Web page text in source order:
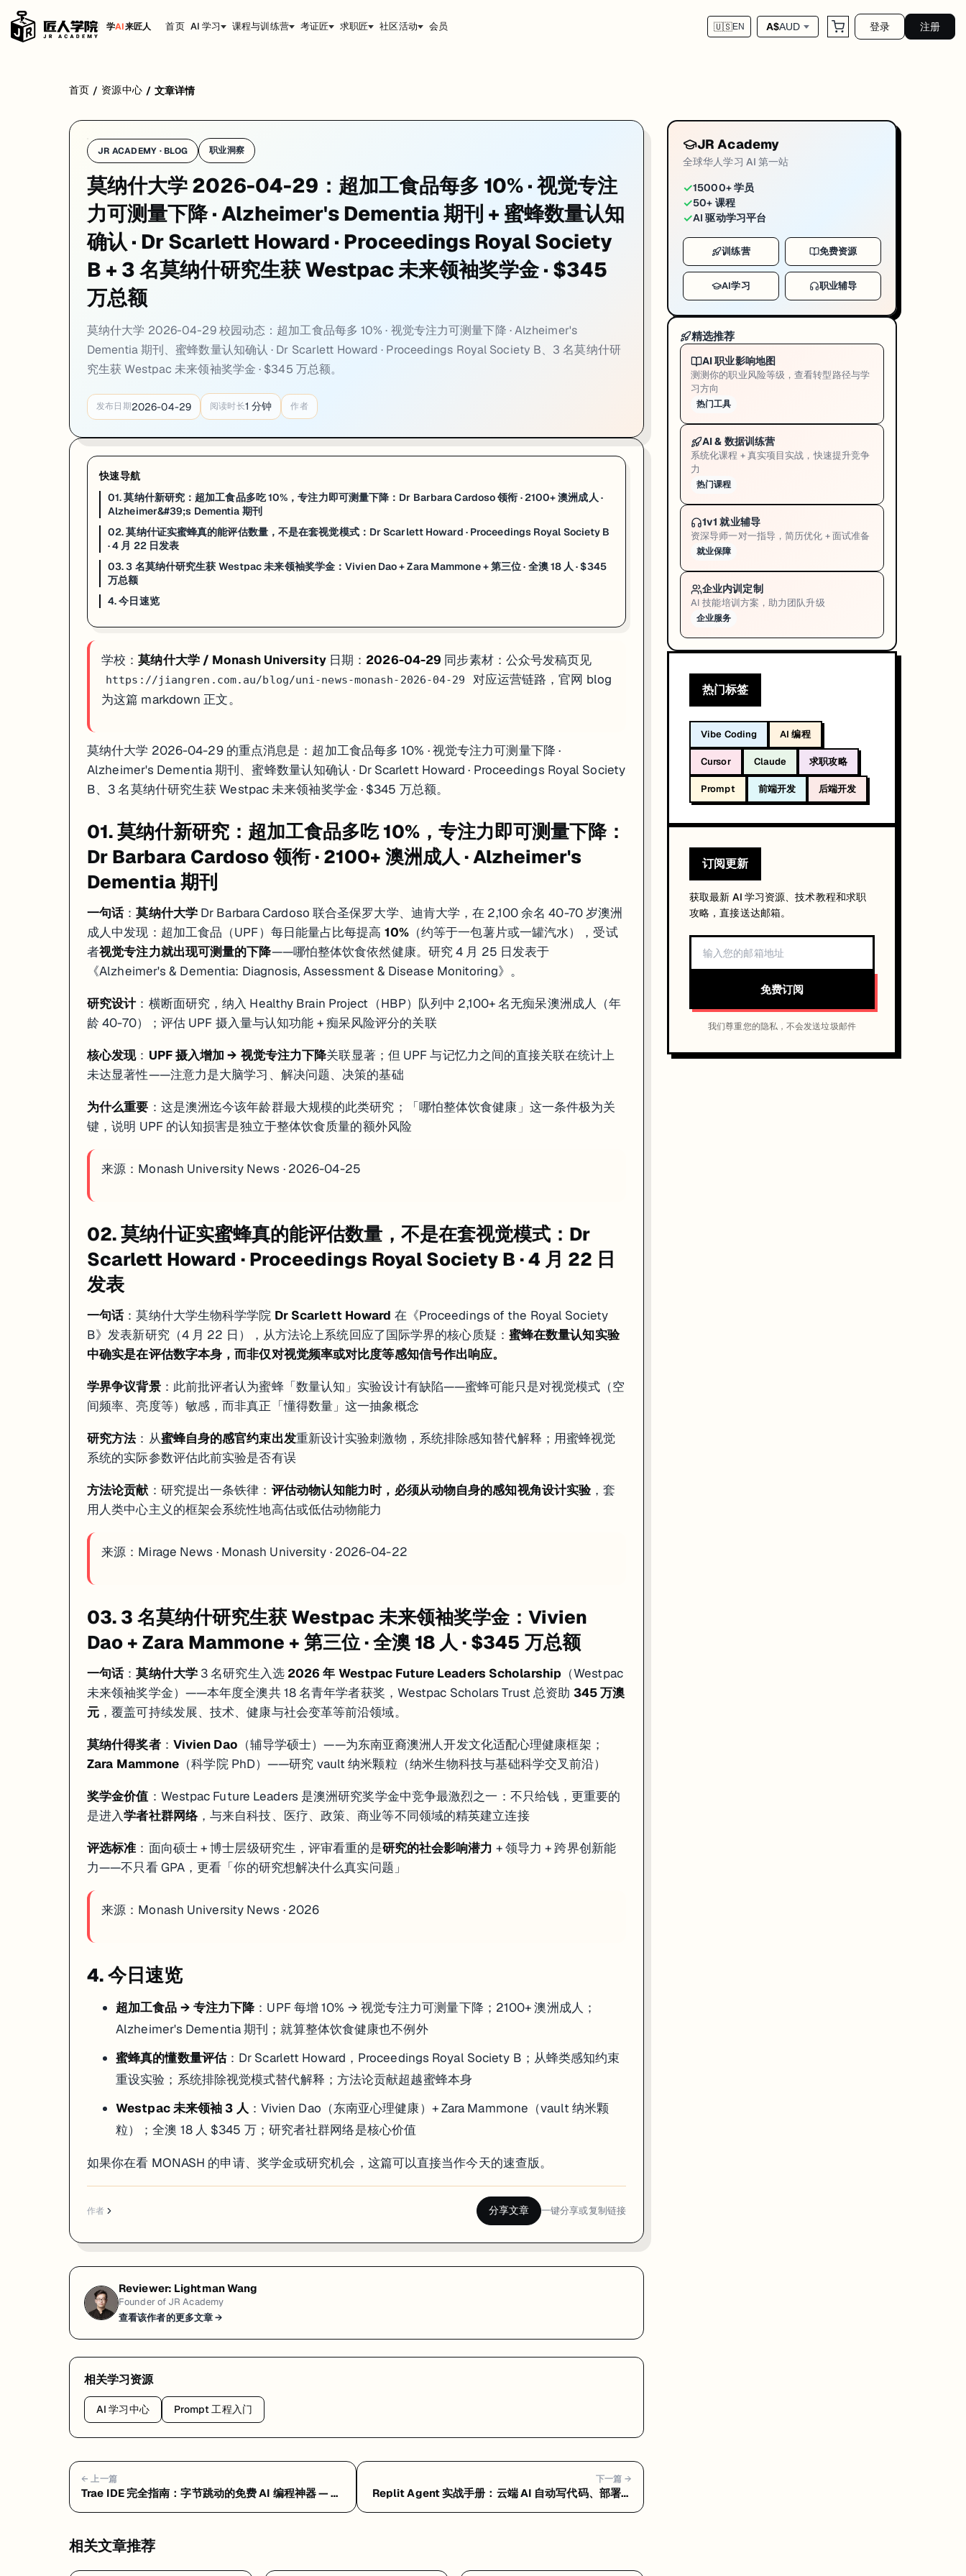
学AI来匠人 首页 AI 学习 课程与训练营 考证匠 求职匠 社区活动 会员 🇺🇸EN A$AUD 登录 注册
莫纳什大学 2026-04-29 的重点消息是：超加工食品每多 10% · 视觉专注力可测量下降 · Alzheimer's Dementia 期刊、蜜蜂数量认知确认 · Dr Scarlett Howard · Proceedings Royal Society B、3 名莫纳什研究生获
01. 莫纳什新研究：超加工食品多吃 10%，专注力即可测量下降：Dr Barbara Cardoso 领衔 · 2100+ 澳洲成人 · Alzheimer's Dementia 期刊
莫纳什大学Dr Barbara Cardoso 联合圣保罗大学、迪肯大学，在 2,100 余名 40-70 岁澳洲成人中发现：超加工食品（UPF）每日能量占比每提高10%（约等于一包薯片或一罐汽水），受试者
：横断面研究，纳入 Healthy Brain Project（HBP）队列中 2,100+ 名无痴呆澳洲成人（年龄 40-70）；评估 UPF 摄入量与认知功能 + 痴呆风险评分的关联
UPF 摄入增加 → 视觉专注力下降关联显著；但 UPF 与记忆力之间的直接关联在统计上未达显著性——注意力是大脑学习、解决问题、决策的基础
：这是澳洲迄今该年龄群最大规模的此类研究；「哪怕整体饮食健康」这一条件极为关键，说明 UPF 的认知损害是独立于整体饮食质量的额外风险
Monash University News · 2026-04-25
02. 莫纳什证实蜜蜂真的能评估数量，不是在套视觉模式：Dr Scarlett Howard · Proceedings Royal Society B · 4 月 22 日发表
：莫纳什大学生物科学学院Dr Scarlett Howard在《Proceedings of the Royal Society B》发表新研究（4 月 22 日），从方法论上系统回应了国际学界的核心质疑：
蜜蜂在数量认知实验中确实是在评估数
：此前批评者认为蜜蜂「数量认知」实验设计有缺陷——蜜蜂可能只是对视觉模式（空间频率、亮度等）敏感，而非真正「懂得数量」这一抽象概念
蜜蜂自身的感官约束出发 重新设计实验刺激物，系统排除感知替代解释；用蜜蜂视觉系统的实际参数评估此前实验是否有误
：研究提出一条铁律：评估动物认知能力时，必须从动物自身的感知视角设计实验
Mirage News · Monash University · 2026-04-22
03. 3 名莫纳什研究生获 Westpac 未来领袖奖学金：Vivien Dao + Zara Mammone + 第三位 · 全澳 18 人 · $345 万总额
3 名研究生入选 （Westpac 未来领袖奖学金）——本年度全澳共 18 名青年学者获奖，Westpac Scholars Trust 总资助
Vivien Dao（辅导学硕士）——为东南亚裔澳洲人开发文化适配心理健康框架；
（科学院 PhD）——研究 vault 纳米颗粒（纳米生物科技与基础科学交叉前沿）
：Westpac Future Leaders 是澳洲研究奖学金中竞争最激烈之一：不只给钱，更重要的是进入 学者社群网络
，与来自科技、医疗、政策、商业等不同领域的精英建立连接
：面向硕士 + 博士层级研究生，评审看重的是研究的社会影响潜力 + 领导力 + 跨界创新能力——不只看 GPA，更看「你的研究想解决什么真实问题」
Monash University News · 2026
超加工食品 → 专注力下降：UPF 每增 10% → 视觉专注力可测量下降；2100+ 澳洲成人；Alzheimer's Dementia 期刊；就算整体饮食健康也不例外
蜜蜂真的懂数量评估：Dr Scarlett Howard，Proceedings Royal Society B；从蜂类感知约束重设实验；系统排除视觉模式替代解释；方法论贡献超越蜜蜂本身
Westpac 未来领袖 3 人：Vivien Dao（东南亚心理健康）+ Zara Mammone（vault 纳米颗粒）；全澳 18 人 $345 万；研究者社群网络是核心价值
如果你在看 MONASH 的申请、奖学金或研究机会，这篇可以直接当作今天的速查版。
首页 / 资源中心 / 文章详情
JR ACADEMY · BLOG 职业洞察
莫纳什大学 2026-04-29：超加工食品每多 10% · 视觉专注
力可测量下降 · Alzheimer's Dementia 期刊 + 蜜蜂数量认知
确认 · Dr Scarlett Howard · Proceedings Royal Society
B + 3 名莫纳什研究生获 Westpac 未来领袖奖学金 · $345
万总额
莫纳什大学 2026-04-29 校园动态：超加工食品每多 10% · 视觉专注力可测量下降 · Alzheimer's
Dementia 期刊、蜜蜂数量认知确认 · Dr Scarlett Howard · Proceedings Royal Society B、3 名莫纳什研
究生获 Westpac 未来领袖奖学金 · $345 万总额。
发布日期2026-04-29 阅读时长1 分钟 作者
快速导航
01. 莫纳什新研究：超加工食品多吃 10%，专注力即可测量下降：Dr Barbara Cardoso 领衔 · 2100+ 澳洲成人 ·
Alzheimer&#39;s Dementia 期刊
02. 莫纳什证实蜜蜂真的能评估数量，不是在套视觉模式：Dr Scarlett Howard · Proceedings Royal Society B
· 4 月 22 日发表
03. 3 名莫纳什研究生获 Westpac 未来领袖奖学金：Vivien Dao + Zara Mammone + 第三位 · 全澳 18 人 · $345
万总额
4. 今日速览
学校：莫纳什大学 / Monash University日期： 2026-04-29 同步素材：公众号发稿页见
https://jiangren.com.au/blog/uni-news-monash-2026-04-29
对应运营链路，官网 blog
为这篇 markdown 正文。
莫纳什大学 2026-04-29 的重点消息是：超加工食品每多 10% · 视觉专注力可测量下降 ·
Alzheimer's Dementia 期刊、蜜蜂数量认知确认 · Dr Scarlett Howard · Proceedings Royal Society
B、3 名莫纳什研究生获 Westpac 未来领袖奖学金 · $345 万总额。
01. 莫纳什新研究：超加工食品多吃 10%，专注力即可测量下降：
Dr Barbara Cardoso 领衔 · 2100+ 澳洲成人 · Alzheimer's
Dementia 期刊
一句话：莫纳什大学Dr Barbara Cardoso 联合圣保罗大学、迪肯大学，在 2,100 余名 40-70 岁澳洲
成人中发现：超加工食品（UPF）每日能量占比每提高 10%（约等于一包薯片或一罐汽水），受试
者视觉专注力就出现可测量的下降——哪怕整体饮食依然健康。研究 4 月 25 日发表于
《Alzheimer's & Dementia: Diagnosis, Assessment & Disease Monitoring》。
研究设计：横断面研究，纳入 Healthy Brain Project（HBP）队列中 2,100+ 名无痴呆澳洲成人（年
龄 40-70）；评估 UPF 摄入量与认知功能 + 痴呆风险评分的关联
核心发现： UPF 摄入增加 → 视觉专注力下降关联显著；但 UPF 与记忆力之间的直接关联在统计上
未达显著性——注意力是大脑学习、解决问题、决策的基础
为什么重要 ：这是澳洲迄今该年龄群最大规模的此类研究；「哪怕整体饮食健康」这一条件极为关
键，说明 UPF 的认知损害是独立于整体饮食质量的额外风险
来源： Monash University News · 2026-04-25
02. 莫纳什证实蜜蜂真的能评估数量，不是在套视觉模式：Dr
Scarlett Howard · Proceedings Royal Society B · 4 月 22 日
发表
一句话：莫纳什大学生物科学学院 Dr Scarlett Howard 在《Proceedings of the Royal Society
B》发表新研究（4 月 22 日），从方法论上系统回应了国际学界的核心质疑： 蜜蜂在数量认知实验
中确实是在评估数字本身，而非仅对视觉频率或对比度等感知信号作出响应。
学界争议背景：此前批评者认为蜜蜂「数量认知」实验设计有缺陷——蜜蜂可能只是对视觉模式（空
间频率、亮度等）敏感，而非真正「懂得数量」这一抽象概念
研究方法：从蜜蜂自身的感官约束出发重新设计实验刺激物，系统排除感知替代解释；用蜜蜂视觉
系统的实际参数评估此前实验是否有误
方法论贡献 ：研究提出一条铁律： 评估动物认知能力时，必须从动物自身的感知视角设计实验，套
用人类中心主义的框架会系统性地高估或低估动物能力
来源： Mirage News · Monash University · 2026-04-22
03. 3 名莫纳什研究生获 Westpac 未来领袖奖学金：Vivien
Dao + Zara Mammone + 第三位 · 全澳 18 人 · $345 万总额
一句话：莫纳什大学3 名研究生入选 2026 年 Westpac Future Leaders Scholarship （Westpac
未来领袖奖学金）——本年度全澳共 18 名青年学者获奖，Westpac Scholars Trust 总资助 345 万澳
元 ，覆盖可持续发展、技术、健康与社会变革等前沿领域。
莫纳什得奖者： Vivien Dao （辅导学硕士）——为东南亚裔澳洲人开发文化适配心理健康框架；
Zara Mammone （科学院 PhD）——研究 vault 纳米颗粒（纳米生物科技与基础科学交叉前沿）
奖学金价值 ：Westpac Future Leaders 是澳洲研究奖学金中竞争最激烈之一：不只给钱，更重要的
是进入学者社群网络，与来自科技、医疗、政策、商业等不同领域的精英建立连接
评选标准 ：面向硕士 + 博士层级研究生，评审看重的是研究的社会影响潜力 + 领导力 + 跨界创新能
力——不只看 GPA，更看「你的研究想解决什么真实问题」
来源： Monash University News · 2026
4. 今日速览
超加工食品 → 专注力下降：UPF 每增 10% → 视觉专注力可测量下降；2100+ 澳洲成人；
Alzheimer's Dementia 期刊；就算整体饮食健康也不例外
蜜蜂真的懂数量评估：Dr Scarlett Howard，Proceedings Royal Society B；从蜂类感知约束
重设实验；系统排除视觉模式替代解释；方法论贡献超越蜜蜂本身
Westpac 未来领袖 3 人 ：Vivien Dao（东南亚心理健康）+ Zara Mammone（vault 纳米颗
粒）；全澳 18 人 $345 万；研究者社群网络是核心价值
如果你在看 MONASH 的申请、奖学金或研究机会，这篇可以直接当作今天的速查版。
作者 分享文章 一键分享或复制链接
Reviewer: Lightman Wang
Founder of JR Academy
查看该作者的更多文章 →
相关学习资源
AI 学习中心 Prompt 工程入门
← 上一篇
Trae IDE 完全指南：字节跳动的免费 AI 编程神器 — 常
下一篇 →
Replit Agent 实战手册：云端 AI 自动写代码、部署一
相关文章推荐
JR Academy
全球华人学习 AI 第一站
✓15000+ 学员
✓50+ 课程
✓AI 驱动学习平台
训练营 免费资源
AI学习 职业辅导
精选推荐
AI 职业影响地图
测测你的职业风险等级，查看转型路径与学
习方向
热门工具
AI & 数据训练营
系统化课程 + 真实项目实战，快速提升竞争
力
热门课程
1v1 就业辅导
资深导师一对一指导，简历优化 + 面试准备
就业保障
企业内训定制
AI 技能培训方案，助力团队升级
企业服务
热门标签
Vibe Coding AI 编程
Cursor Claude 求职攻略
Prompt 前端开发 后端开发
订阅更新
获取最新 AI 学习资源、技术教程和求职
攻略，直接送达邮箱。
免费订阅
我们尊重您的隐私，不会发送垃圾邮件